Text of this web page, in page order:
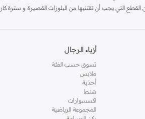
يجب أن تقتنيها من البلوزات القصيرة و سترة
للتسوق اون لاين.
أزياء الرجال
تسوق حسب الفئة
ملابس
أحذية
شنط
اكسسوارات
المجموعة الرياضية